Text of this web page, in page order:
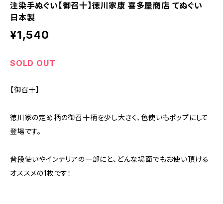
注染手ぬぐい【御召十】徳川家康 喜多屋商店 てぬぐい
日本製
¥1,540
SOLD OUT
【御召十】
徳川家の定め柄の御召十柄を少し大きく、色使いもポップにして
登場です。
普段使いやインテリアの一部にと、どんな場面でもお使い頂ける
オススメの1枚です！